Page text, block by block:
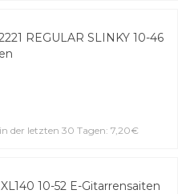
REGULAR SLINKY 10-46
der letzten 30 Tagen: 7,20€
10-52 E-Gitar­ren­saiten